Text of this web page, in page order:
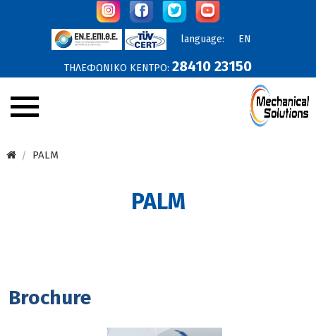
ΤΗΛΕΦΩΝΙΚΟ ΚΕΝΤΡΟ: 28410 23150
language: EN
Υπηρεσίες
Downloads
PALM
PALM
Brochure